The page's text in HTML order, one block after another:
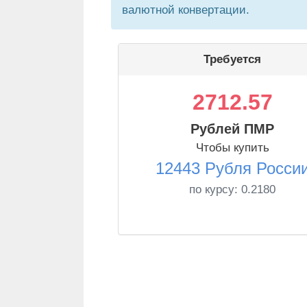
валютной конвертации.
Требуется
2712.57
Рублей ПМР
Чтобы купить
12443 Рубля
по курсу: 0.2180